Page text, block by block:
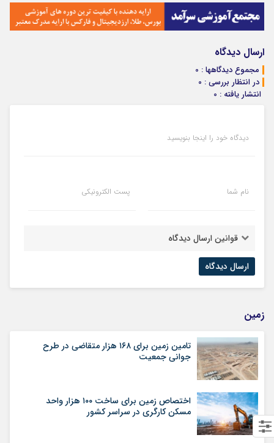
ارسال دیدگاه
مجموع دیدگاهها : 0
در انتظار بررسی : 0
انتشار یافته : 0
دیدگاه خود را اینجا بنویسید
نام شما پست الکترونیکی
قوانین ارسال دیدگاه
زمین
تامین زمین برای ۱۶۸ هزار متقاضی در طرح
جوانی جمعیت
اختصاص زمین برای ساخت ۱۰۰ هزار واحد
مسکن کارگری در سراسر کشور